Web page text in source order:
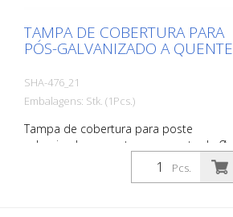
TAMPA DE COBERTURA PARA
PÓS-GALVANIZADO A QUENTE
SHA-476_21
Embalagens: Stk. (1Pcs.)
Tampa de cobertura para poste
galvanizado a quente, para poste de Ø
76 mm, com fechadura de mola,
adequada para tomada de terra art. nº
Pcs.